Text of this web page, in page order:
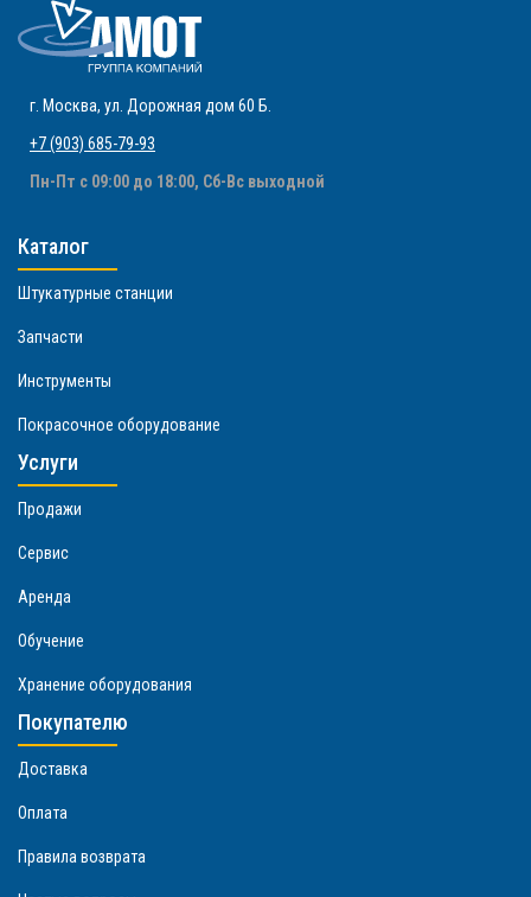
г. Москва, ул. Дорожная дом 60 Б
+7 (903) 685-79-93
Пн-Пт с 09:00 до 18:00, Сб-Вс выходной
Каталог
Штукатурные станции
Запчасти
Инструменты
Покрасочное оборудование
Услуги
Продажи
Сервис
Аренда
Обучение
Хранение оборудования
Покупателю
Доставка
Оплата
Правила возврата